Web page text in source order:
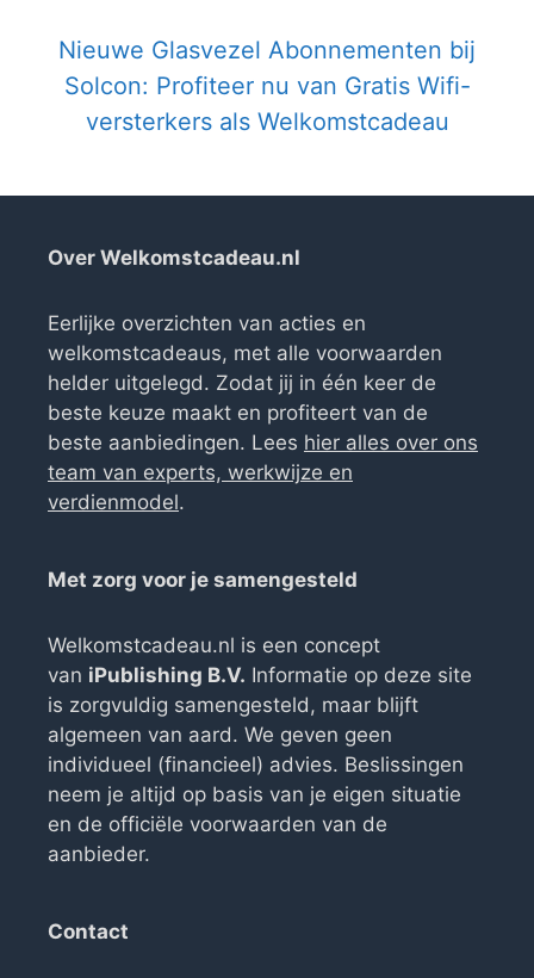
Nieuwe Glasvezel Abonnementen bij
Solcon: Profiteer nu van Gratis Wifi-
versterkers als Welkomstcadeau
Over Welkomstcadeau.nl
Eerlijke overzichten van acties en
welkomstcadeaus, met alle voorwaarden
helder uitgelegd. Zodat jij in één keer de
beste keuze maakt en profiteert van de
beste aanbiedingen. Lees hier alles over ons
team van experts, werkwijze en
verdienmodel.
Met zorg voor je samengesteld
Welkomstcadeau.nl is een concept
van iPublishing B.V. Informatie op deze site
is zorgvuldig samengesteld, maar blijft
algemeen van aard. We geven geen
individueel (financieel) advies. Beslissingen
neem je altijd op basis van je eigen situatie
en de officiële voorwaarden van de
aanbieder.
Contact